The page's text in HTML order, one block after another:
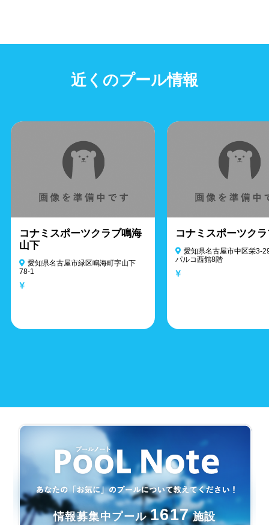
近くのプール情報
コナミスポーツクラブ鳴海
山下
愛知県名古屋市緑区鳴海町字山下
78-1
コナミスポーツク
愛知県名古屋市中区栄3-
パルコ西館8階
情報募集中プール 1617 施設